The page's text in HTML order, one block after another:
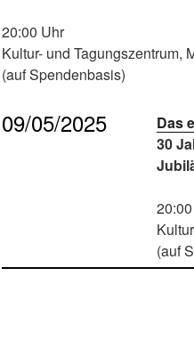
20:00 Uhr
Kultur- und Tagungszentrum,
(auf Spendenbasis)
09/05/2025
Das
30
(auf